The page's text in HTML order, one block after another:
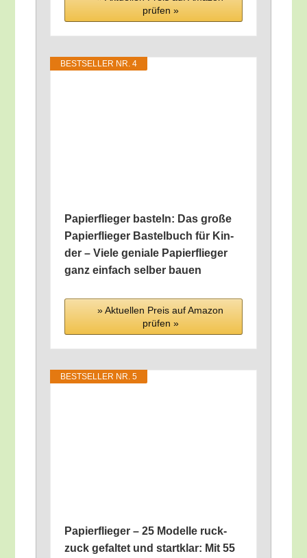
prü­fen »
BEST­SEL­LER NR. 4
Papier­flie­ger bas­teln: Das gro­ße
Papier­flie­ger Bas­tel­buch für Kin­
der – Vie­le genia­le Papier­flie­ger
ganz ein­fach sel­ber bauen
» Aktu­el­len Preis auf Ama­zon
prü­fen »
BEST­SEL­LER NR. 5
Papier­flie­ger – 25 Model­le ruck­
zuck gefal­tet und start­klar: Mit 55